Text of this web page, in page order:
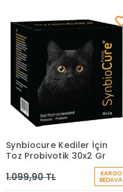
Synbiocure Kediler İçin
Toz Probiyotik 30x2 Gr
1.099,90 TL KARGO
BEDAVA